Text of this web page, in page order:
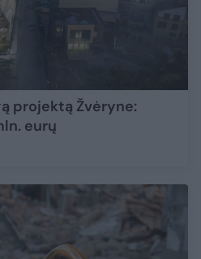
projektą Žvėryne:
eurų